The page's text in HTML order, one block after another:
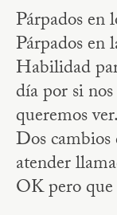
Párpados en
Párpados en
Habilidad
día por si
queremos ver.
Dos
atender
OK pero que